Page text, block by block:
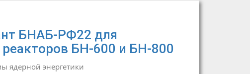
БНАБ-РФ22 для
БН-600 и БН-800
ядерной энергетики